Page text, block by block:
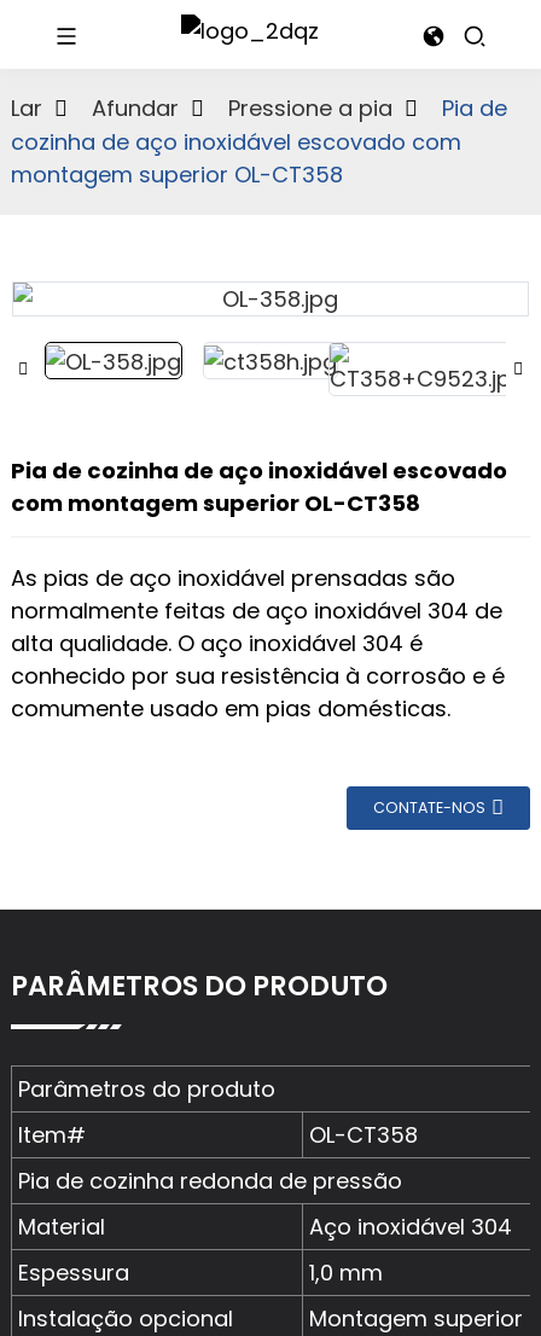
Lar Afundar Pressione a pia
Pia de
cozinha de aço inoxidável escovado com
montagem superior OL-CT358
Pia de cozinha de aço inoxidável escovado
com montagem superior OL-CT358
As pias de aço inoxidável prensadas são
normalmente feitas de aço inoxidável 304 de
alta qualidade. O aço inoxidável 304 é
conhecido por sua resistência à corrosão e é
comumente usado em pias domésticas.
CONTATE-NOS
PARÂMETROS DO PRODUTO
Parâmetros do produto
Item#
OL-CT358
Pia de cozinha redonda de pressão
Material
Aço inoxidável 304
Espessura
1,0 mm
Instalação opcional
Montagem superior